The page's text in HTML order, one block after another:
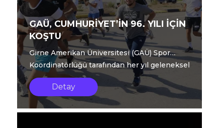
GAÜ, CUMHURİYET’İN 96. YILI İÇİN
KOŞTU
Girne Amerikan Üniversitesi (GAÜ) Spor
Koordinatörlüğü tarafından her yıl geleneksel
olarak düzenlenen “29 Ekim Cumhuriy...
Detay